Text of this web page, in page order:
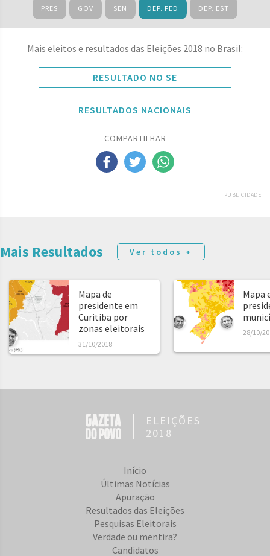
PRES GOV SEN DEP. FED DEP. EST
Mais eleitos e resultados das Eleições 2018 no Brasil:
RESULTADO NO SE
RESULTADOS NACIONAIS
COMPARTILHAR
PUBLICIDADE
Mais Resultados Ver todos +
Mapa de
presidente em
Curitiba por
zonas eleitorais
31/10/2018
Mapa
28/10/
ELEIÇÕES
2018
Início
Últimas Notícias
Apuração
Resultados das Eleições
Pesquisas Eleitorais
Verdade ou mentira?
Candidatos